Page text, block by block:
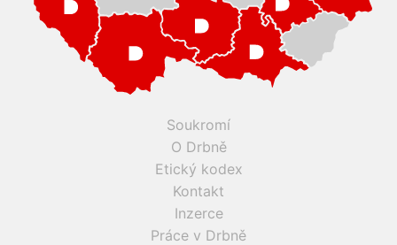
Soukromí
O Drbně
Etický kodex
Kontakt
Inzerce
Práce v Drbně